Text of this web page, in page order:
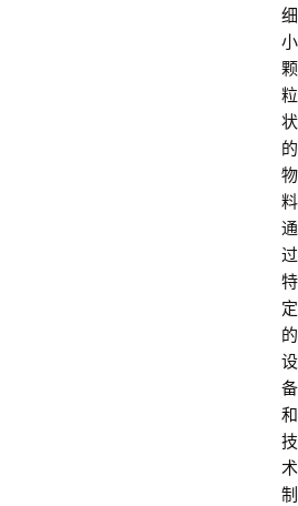
细
小
颗
粒
状
的
物
料
通
过
特
定
的
设
备
和
技
术
制